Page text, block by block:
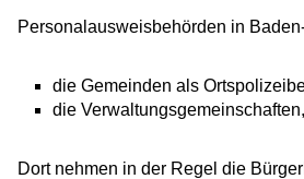
Personalausweisbehörden in
die Gemeinden als
die Verwaltungsgemeinschaften,
Dort nehmen in der Regel die